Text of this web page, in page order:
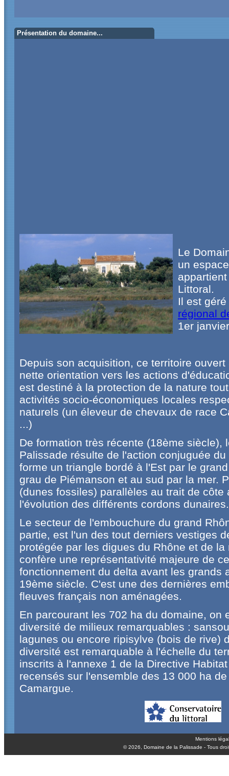
Présentation du domaine...
Le
un
Littoral.
Il est
régional
1er
Depuis son acquisition, ce territoire
nette orientation vers les actions
est destiné à la protection de la nature
activités socio-économiques locales
naturels (un éleveur de chevaux de race
...)
De formation très récente (18ème siècle),
Palissade résulte de l'action conjuguée
forme un triangle bordé à l'Est par le
grau de Piémanson et au sud par la mer.
(dunes fossiles) parallèles au trait de côte
l'évolution des différents cordons dunaires.
Le secteur de l'embouchure du grand
partie, est l'un des tout derniers vestiges
protégée par les digues du Rhône et de
confère une représentativité majeure de
fonctionnement du delta avant les grands
19ème siècle. C'est une des dernières
fleuves français non aménagées.
En parcourant les 702 ha du domaine, on
diversité de milieux remarquables :
lagunes ou encore ripisylve (bois de rive)
diversité est remarquable à l'échelle du
inscrits à l'annexe 1 de la Directive
recensés sur l'ensemble des 13 000 ha
Camargue.
Mentions
© 2026, Domaine de la Palissade - Tous